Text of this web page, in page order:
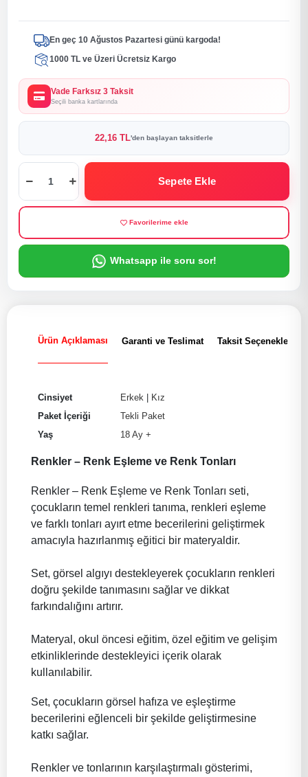
En geç 10 Ağustos Pazartesi günü kargoda!
1000 TL ve Üzeri Ücretsiz Kargo
Vade Farksız 3 Taksit
Seçili banka kartlarında
22,16 TL'den başlayan taksitlerle
Sepete Ekle
Favorilerime ekle
Whatsapp ile soru sor!
Ürün Açıklaması Garanti ve Teslimat Taksit Seçenekleri
Cinsiyet Erkek | Kız
Paket İçeriği
Tekli Paket
Yaş
18 Ay +
Renkler – Renk Eşleme ve Renk Tonları
Renkler – Renk Eşleme ve Renk Tonları seti,
çocukların temel renkleri tanıma, renkleri eşleme
ve farklı tonları ayırt etme becerilerini geliştirmek
amacıyla hazırlanmış eğitici bir materyaldir.
Set, görsel algıyı destekleyerek çocukların renkleri
doğru şekilde tanımasını sağlar ve dikkat
farkındalığını artırır.
Materyal, okul öncesi eğitim, özel eğitim ve gelişim
etkinliklerinde destekleyici içerik olarak
kullanılabilir.
Set, çocukların görsel hafıza ve eşleştirme
becerilerini eğlenceli bir şekilde geliştirmesine
katkı sağlar.
Renkler ve tonlarının karşılaştırmalı gösterimi,